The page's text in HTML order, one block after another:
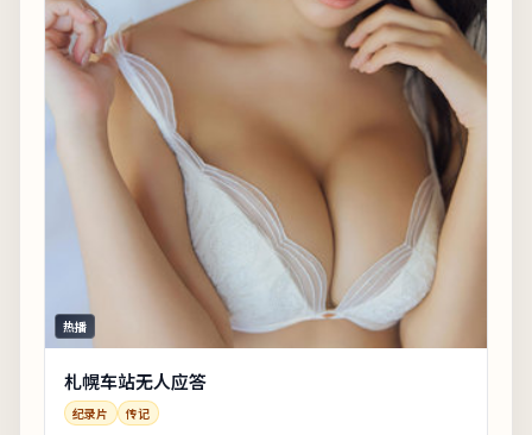
热播
札幌车站无人应答
纪录片 传记